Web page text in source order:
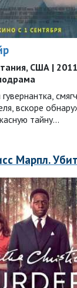
США |
вскоре
тайну…
Марпл.